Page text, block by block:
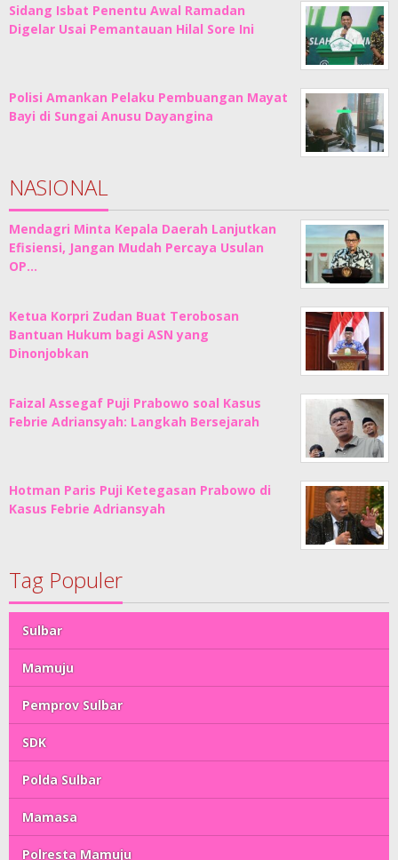
Sidang Isbat Penentu Awal Ramadan
Digelar Usai Pemantauan Hilal Sore Ini
Polisi Amankan Pelaku Pembuangan Mayat
Bayi di Sungai Anusu Dayangina
NASIONAL
Mendagri Minta Kepala Daerah Lanjutkan
Efisiensi, Jangan Mudah Percaya Usulan
OP…
Ketua Korpri Zudan Buat Terobosan
Bantuan Hukum bagi ASN yang
Dinonjobkan
Faizal Assegaf Puji Prabowo soal Kasus
Febrie Adriansyah: Langkah Bersejarah
Hotman Paris Puji Ketegasan Prabowo di
Kasus Febrie Adriansyah
Tag Populer
Sulbar
Mamuju
Pemprov Sulbar
SDK
Polda Sulbar
Mamasa
Polresta Mamuju